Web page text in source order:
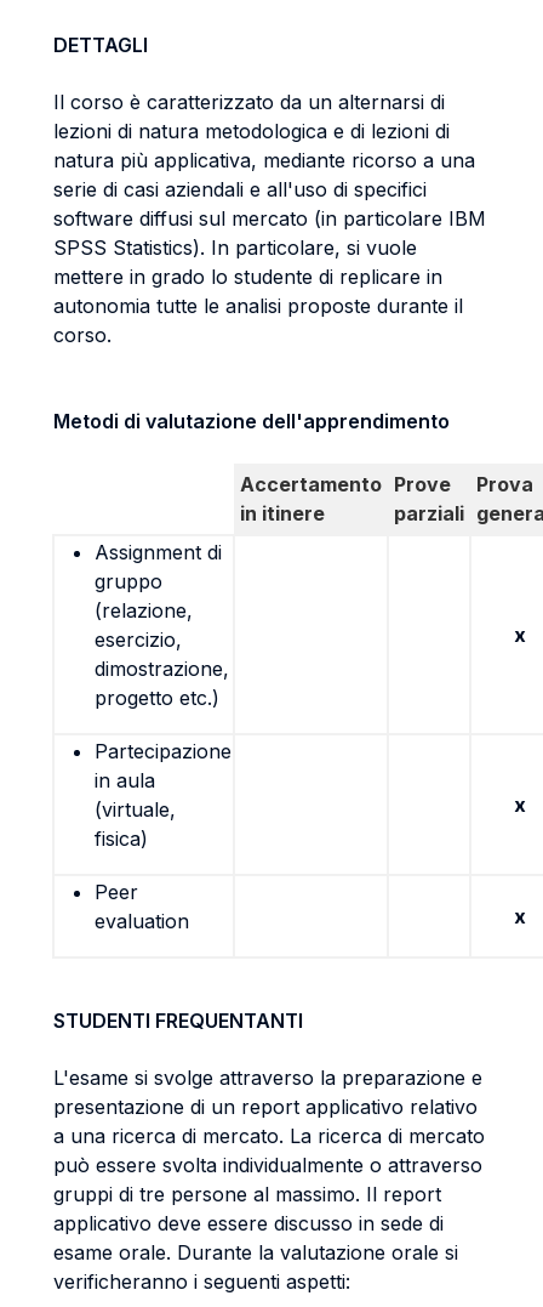
DETTAGLI
Il corso è caratterizzato da un alternarsi di
lezioni di natura metodologica e di lezioni di
natura più applicativa, mediante ricorso a una
serie di casi aziendali e all'uso di specifici
software diffusi sul mercato (in particolare IBM
SPSS Statistics). In particolare, si vuole
mettere in grado lo studente di replicare in
autonomia tutte le analisi proposte durante il
corso.
Metodi di valutazione dell'apprendimento
Accertamento
in itinere
Prove
parziali
Prova
Assignment di
gruppo
(relazione,
esercizio,
dimostrazione,
progetto etc.)
x
Partecipazione
in aula
(virtuale,
fisica)
x
Peer
evaluation
x
STUDENTI FREQUENTANTI
L'esame si svolge attraverso la preparazione e
presentazione di un report applicativo relativo
a una ricerca di mercato. La ricerca di mercato
può essere svolta individualmente o attraverso
gruppi di tre persone al massimo. Il report
applicativo deve essere discusso in sede di
esame orale. Durante la valutazione orale si
verificheranno i seguenti aspetti: